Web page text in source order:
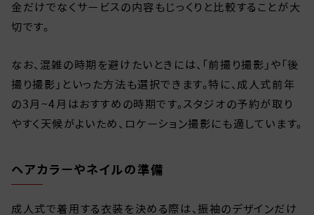
金だけでなくサービスの内容もじっくりと比較することが大
切です。
なお、混雑の時期を避けたいときには、「前撮り撮影」や「後
撮り撮影」といった方法も選択できます。特に、成人式前年
の3月~4月はおすすめの時期です。スタジオの予約が取り
やすく天候がよいため、ロケーション撮影にも適しています。
ヘアカラーやネイルの準備
成人式で着用する衣装を決める際は、振袖のデザインだけ